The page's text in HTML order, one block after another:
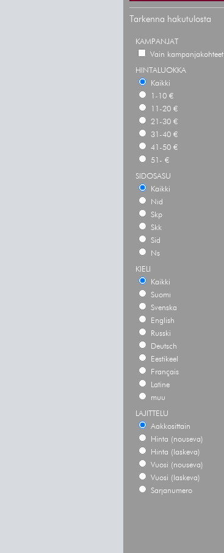
Tarkenna hakutulosta
KAMPANJAT
Vain kampanjakohteet
HINTALUOKKA
Kaikki
1-10 €
11-20 €
21-30 €
31-40 €
41-50 €
51- €
SIDOSASU
Kaikki
Nid
Skp
Skk
Sid
Ns
KIELI
Kaikki
Suomi
Svenska
English
Russki
Deutsch
Eestikeel
Français
Latine
muu
LAJITTELU
Aakkosittain
Hinta (nouseva)
Hinta (laskeva)
Vuosi (nouseva)
Vuosi (laskeva)
Sarjanumero